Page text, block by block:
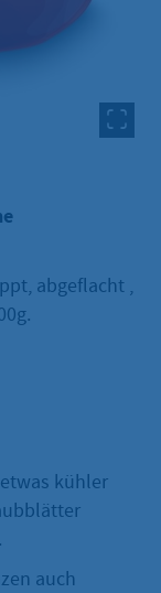
abgeflacht ,
kühler
auch